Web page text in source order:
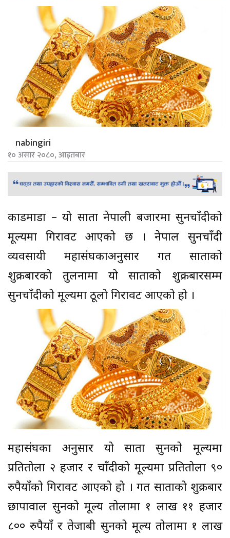
nabingiri
१० असार २०८०, आइतबार
काडमाडौँ – यो साता नेपाली बजारमा सुनचाँदीको
मूल्यमा गिरावट आएको छ । नेपाल सुनचाँदी
व्यवसायी महासंघकाअनुसार गत साताको
शुक्रबारको तुलनामा यो साताको शुक्रबारसम्म
सुनचाँदीको मूल्यमा ठूलो गिरावट आएको हो ।
महासंघका अनुसार यो साता सुनको मूल्यमा
प्रतितोला २ हजार र चाँदीको मूल्यमा प्रतितोला ९०
रुपैयाँको गिरावट आएको हो । गत साताको शुक्रबार
छापावाल सुनको मूल्य तोलामा १ लाख ११ हजार
८०० रुपैयाँ र तेजाबी सुनको मूल्य तोलामा १ लाख